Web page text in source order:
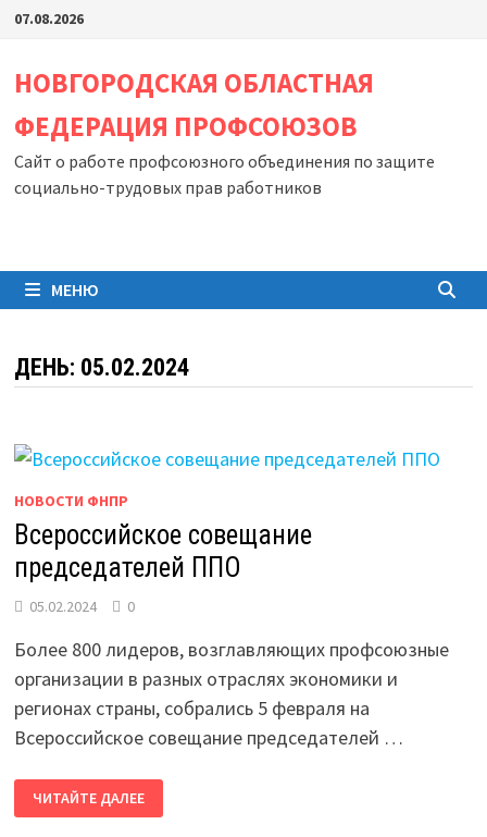
Перейти
содержимому
07.08.2026
НОВГОРОДСКАЯ ОБЛАСТНАЯ
ФЕДЕРАЦИЯ ПРОФСОЮЗОВ
Сайт о работе профсоюзного объединения по защите
социально-трудовых прав работников
МЕНЮ
ДЕНЬ: 05.02.2024
НОВОСТИ ФНПР
Всероссийское совещание
председателей ППО
05.02.2024 0
Более 800 лидеров, возглавляющих профсоюзные
организации в разных отраслях экономики и
регионах страны, собрались 5 февраля на
Всероссийское совещание председателей …
ВСЕРОССИЙСКОЕ
СОВЕЩАНИЕ
ПРЕДСЕДАТЕЛЕЙ
ЧИТАЙТЕ ДАЛЕЕ